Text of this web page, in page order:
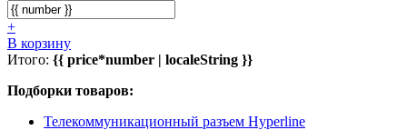
+
В корзину
Итого: {{ price*number | localeString }}
Подборки товаров:
Телекоммуникационный разъем Hyperline